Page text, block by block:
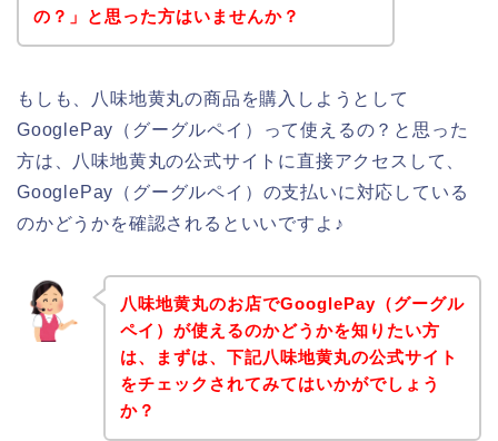
の？」と思った方はいませんか？
もしも、八味地黄丸の商品を購入しようとして
GooglePay（グーグルペイ）って使えるの？と思った
方は、八味地黄丸の公式サイトに直接アクセスして、
GooglePay（グーグルペイ）の支払いに対応している
のかどうかを確認されるといいですよ♪
八味地黄丸のお店でGooglePay（グーグル
ペイ）が使えるのかどうかを知りたい方
は、まずは、下記八味地黄丸の公式サイト
をチェックされてみてはいかがでしょう
か？